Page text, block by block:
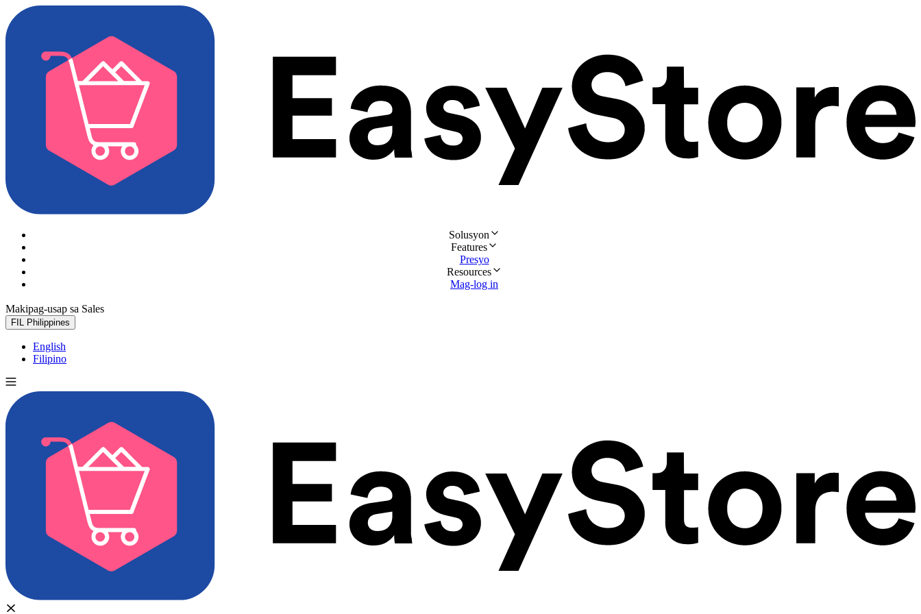
Solusyon
Features
Presyo
Resources
Mag-log in
Makipag-usap sa Sales
FIL Philippines
English
Filipino